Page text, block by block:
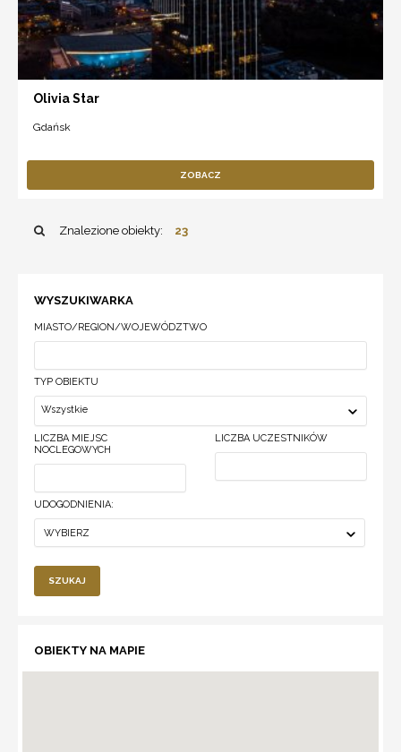
Olivia Star
Gdańsk
ZOBACZ
Znalezione obiekty: 23
WYSZUKIWARKA
MIASTO/REGION/WOJEWÓDZTWO
TYP OBIEKTU
Wszystkie
LICZBA MIEJSC
NOCLEGOWYCH
LICZBA UCZESTNIKÓW
UDOGODNIENIA:
WYBIERZ
SZUKAJ
OBIEKTY NA MAPIE